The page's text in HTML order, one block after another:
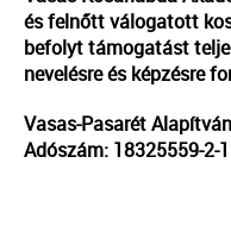
és felnőtt válogatott
befolyt támogatást
nevelésre és képzésre
Vasas-Pasarét
Adószám: 18325559-2-